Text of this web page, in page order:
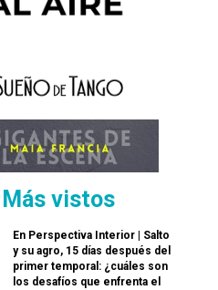
Más vistos
En Perspectiva Interior | Salto
y su agro, 15 días después del
primer temporal: ¿cuáles son
los desafíos que enfrenta el